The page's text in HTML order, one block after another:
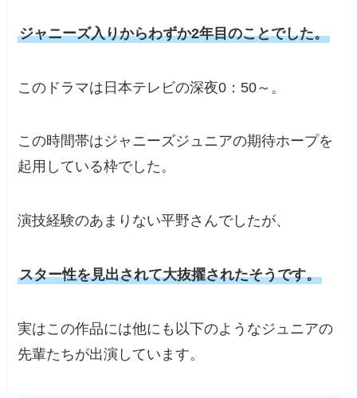
ジャニーズ入りからわずか2年目のことでした。
このドラマは日本テレビの深夜0：50～。
この時間帯はジャニーズジュニアの期待ホープを
起用している枠でした。
演技経験のあまりない平野さんでしたが、
スター性を見出されて大抜擢されたそうです。
実はこの作品には他にも以下のようなジュニアの
先輩たちが出演しています。